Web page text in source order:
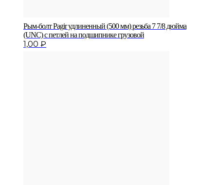
Рым-болт Pagir удлиненный (500 мм) резьба 7 7/8 дюйма
(UNC) с петлей на подшипнике грузовой
1,00 ₽